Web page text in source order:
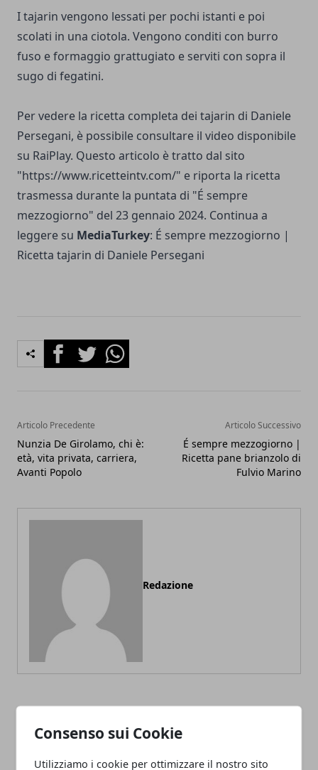
Consenso sui Cookie
Utilizziamo i cookie per ottimizzare il nostro sito
I tajarin vengono lessati per pochi istanti e poi
scolati in una ciotola. Vengono conditi con burro
fuso e formaggio grattugiato e serviti con sopra il
sugo di fegatini.
Per vedere la ricetta completa dei tajarin di Daniele
Persegani, è possibile consultare il video disponibile
su RaiPlay. Questo articolo è tratto dal sito
"https://www.ricetteintv.com/" e riporta la ricetta
trasmessa durante la puntata di "É sempre
mezzogiorno" del 23 gennaio 2024. Continua a
leggere su MediaTurkey: É sempre mezzogiorno |
Ricetta tajarin di Daniele Persegani
FacebookTwitterWhatsapp
Articolo Precedente
Nunzia De Girolamo, chi è:
età, vita privata, carriera,
Avanti Popolo
Articolo Successivo
É sempre mezzogiorno |
Ricetta pane brianzolo di
Fulvio Marino
Redazione